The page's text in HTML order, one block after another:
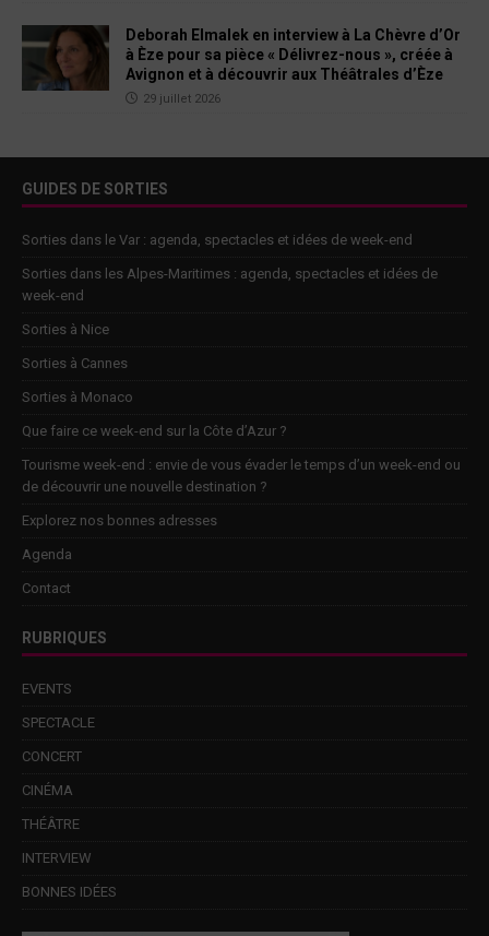
Deborah Elmalek en interview à La Chèvre d’Or
à Èze pour sa pièce « Délivrez-nous », créée à
Avignon et à découvrir aux Théâtrales d’Èze
29 juillet 2026
GUIDES DE SORTIES
Sorties dans le Var : agenda, spectacles et idées de week-end
Sorties dans les Alpes-Maritimes : agenda, spectacles et idées de
week-end
Sorties à Nice
Sorties à Cannes
Sorties à Monaco
Que faire ce week-end sur la Côte d’Azur ?
Tourisme week-end : envie de vous évader le temps d’un week-end ou
de découvrir une nouvelle destination ?
Explorez nos bonnes adresses
Agenda
Contact
RUBRIQUES
EVENTS
SPECTACLE
CONCERT
CINÉMA
THÉÂTRE
INTERVIEW
BONNES IDÉES